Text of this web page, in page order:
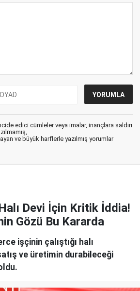
edici cümleler veya imalar, inançlara saldırı
ve büyük harflerle yazılmış yorumlar
Devi İçin Kritik İddia!
Gözü Bu Kararda
işçinin çalıştığı halı
ve üretimin durabileceği